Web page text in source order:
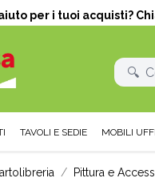
per i tuoi acquisti?
TAVOLI E SEDIE MOBILI
/ Pittura e